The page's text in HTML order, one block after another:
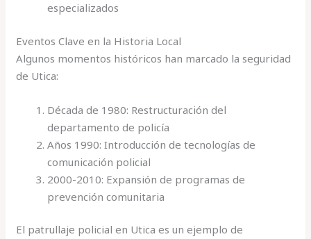
especializados
Eventos Clave en la Historia Local
Algunos momentos históricos han marcado la seguridad
de Utica:
Década de 1980: Restructuración del
departamento de policía
Años 1990: Introducción de tecnologías de
comunicación policial
2000-2010: Expansión de programas de
prevención comunitaria
El patrullaje policial en Utica es un ejemplo de